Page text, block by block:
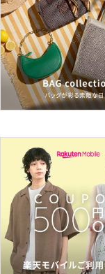
ベースメイク
メイクアップ
ネイル
ボディケア・オーラルケ
ヘアケア
フレグランス
メイク道具・美容器具
コフレ・キット・セット